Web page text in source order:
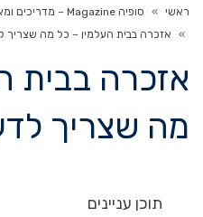
ראשי »
סופיה Magazine – מדריכים ומאמרים מקצועיים לרגעים החשובים בחיים!
»
אזכרה בבית העלמין – כל מה שצריך
אזכרה בבית
מה שצריך
תוכן עניינים